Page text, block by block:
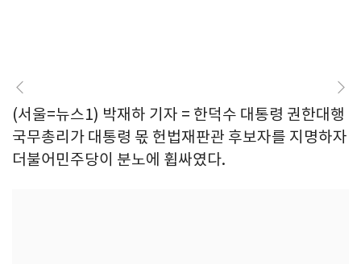
(서울=뉴스1) 박재하 기자 = 한덕수 대통령 권한대행
국무총리가 대통령 몫 헌법재판관 후보자를 지명하자
더불어민주당이 분노에 휩싸였다.